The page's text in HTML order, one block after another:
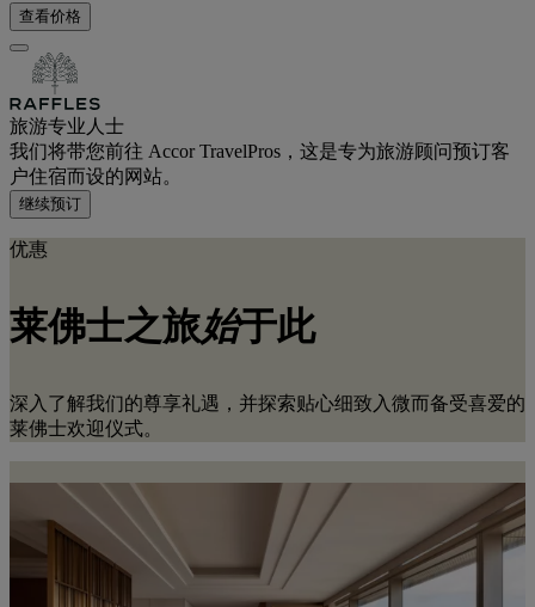
查看价格
旅游专业人士
我们将带您前往 Accor TravelPros，这是专为旅游顾问预订客
户住宿而设的网站。
继续预订
优惠
莱佛士之旅始于此
深入了解我们的尊享礼遇，并探索贴心细致入微而备受喜爱的
莱佛士欢迎仪式。